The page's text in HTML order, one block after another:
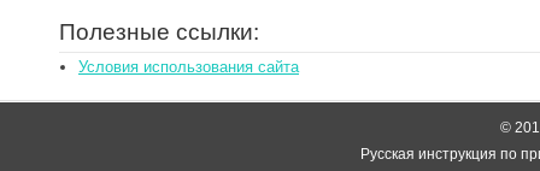
Полезные ссылки:
Условия использования сайта
©
Русская инструкция по